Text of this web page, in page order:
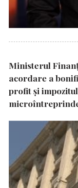
Ministerul
acordare a
profit și